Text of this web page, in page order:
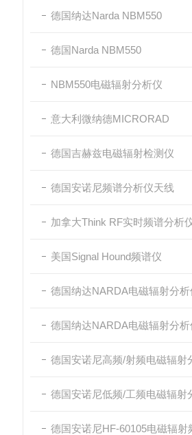
德国纳达Narda NBM550
德国Narda NBM550
NBM550电磁辐射分析仪
意大利微纳德MICRORAD
德国吉赫兹电磁辐射检测仪
德国安诺尼频谱分析仪天线
加拿大Think RF实时频谱分析
美国Signal Hound频谱仪
德国纳达NARDA电磁辐射分析
德国安诺尼高频/射频电磁辐射
德国安诺尼低频/工频电磁辐射